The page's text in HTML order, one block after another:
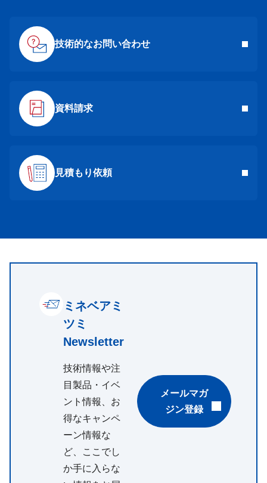
技術的なお問い合わせ
資料請求
見積もり依頼
ミネベアミ
ツミ
Newsletter
技術情報や注
目製品・イベ
ント情報、お
得なキャンペ
ーン情報な
ど、ここでし
か手に入らな
メールマガ
ジン登録